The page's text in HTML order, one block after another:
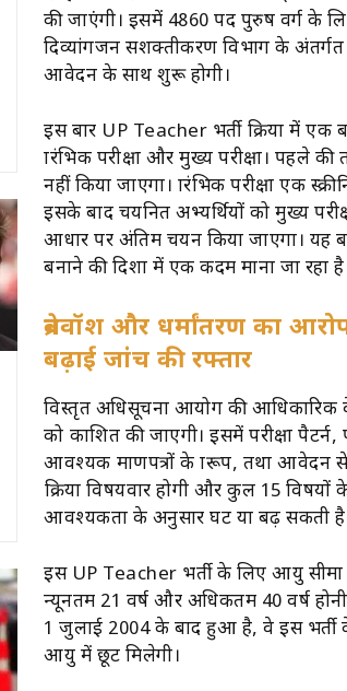
की जाएंगी। इसमें 4860 पद पुरुष वर्ग के
दिव्यांगजन सशक्तीकरण विभाग के अंतर्गत
आवेदन के साथ शुरू होगी।
इस बार UP Teacher भर्ती प्रक्रिया में
प्रारंभिक परीक्षा और मुख्य परीक्षा। पहले
नहीं किया जाएगा। प्रारंभिक परीक्षा एक
इसके बाद चयनित अभ्यर्थियों को मुख्य
आधार पर अंतिम चयन किया जाएगा। यह
बनाने की दिशा में एक कदम माना जा रहा
ब्रेनवॉश और धर्मांतरण का
बढ़ाई जांच की रफ्तार
विस्तृत अधिसूचना आयोग की आधिकारिक
को प्रकाशित की जाएगी। इसमें परीक्षा
आवश्यक प्रमाणपत्रों के प्रारूप, तथा आवेदन
प्रक्रिया विषयवार होगी और कुल 15
आवश्यकता के अनुसार घट या बढ़ सकती
इस UP Teacher भर्ती के लिए आयु
न्यूनतम 21 वर्ष और अधिकतम 40 वर्ष
1 जुलाई 2004 के बाद हुआ है, वे इस भर्ती के
आयु में छूट मिलेगी।